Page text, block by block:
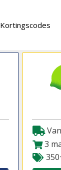
Kortingscodes
3